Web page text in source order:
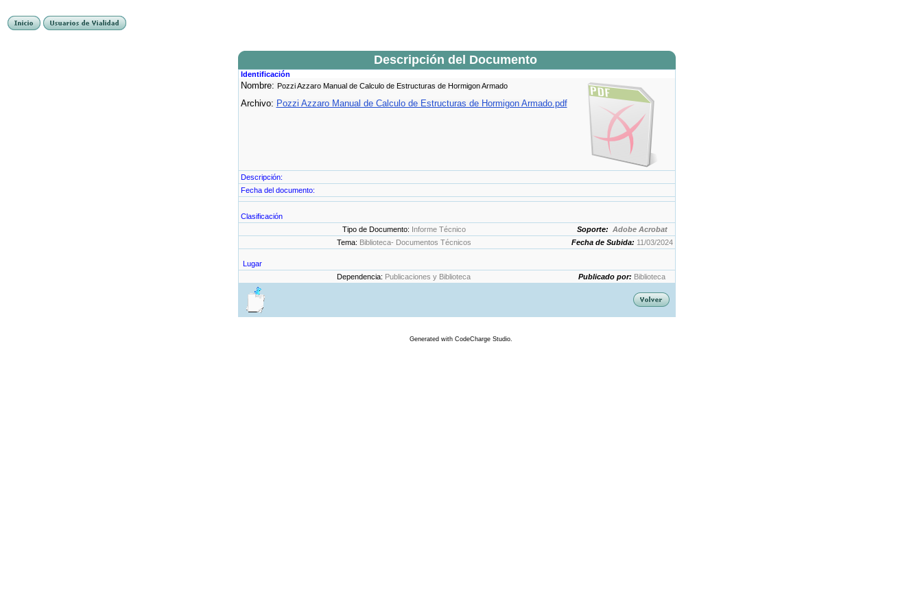
Descripción del Documento
Identificación
Nombre: Pozzi Azzaro Manual de Calculo de Estructuras de Hormigon Armado
Archivo: Pozzi Azzaro Manual de Calculo de Estructuras de Hormigon Armado.pdf
Descripción:
Fecha del documento:
Clasificación
Tipo de Documento: Informe Técnico Soporte: Adobe Acrobat
Tema: Biblioteca- Documentos Técnicos Fecha de Subida: 11/03/2024
Lugar
Dependencia: Publicaciones y Biblioteca Publicado por: Biblioteca
Generated with CodeCharge Studio.